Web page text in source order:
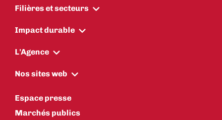
Filières et secteurs
Impact durable
L'Agence
Nos sites web
Espace presse
Marchés publics